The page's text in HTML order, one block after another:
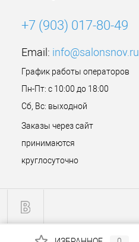
+7 (903) 017-80-49
Email: info@salonsnov.ru
График работы операторов
Пн-Пт: с 10:00 до 18:00
Сб, Вс: выходной
Заказы через сайт
принимаются
круглосуточно